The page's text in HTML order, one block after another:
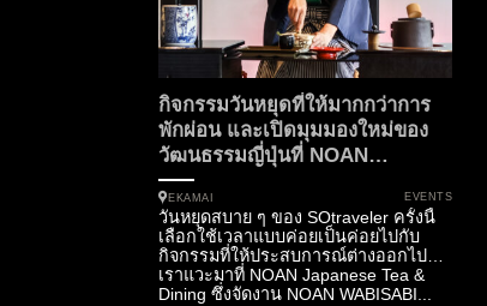
กิจกรรมวันหยุดที่ให้มากกว่าการ
พักผ่อน และเปิดมุมมองใหม่ของ
วัฒนธรรมญี่ปุ่นที่ NOAN
Japanese Tea & Dining
EKAMAI EVENTS
วันหยุดสบาย ๆ ของ SOtraveler ครั้งนี้
เลือกใช้เวลาแบบค่อยเป็นค่อยไปกับ
กิจกรรมที่ให้ประสบการณ์ต่างออกไป
เราแวะมาที่ NOAN Japanese Tea &
Dining ซึ่งจัดงาน NOAN WABISABI...